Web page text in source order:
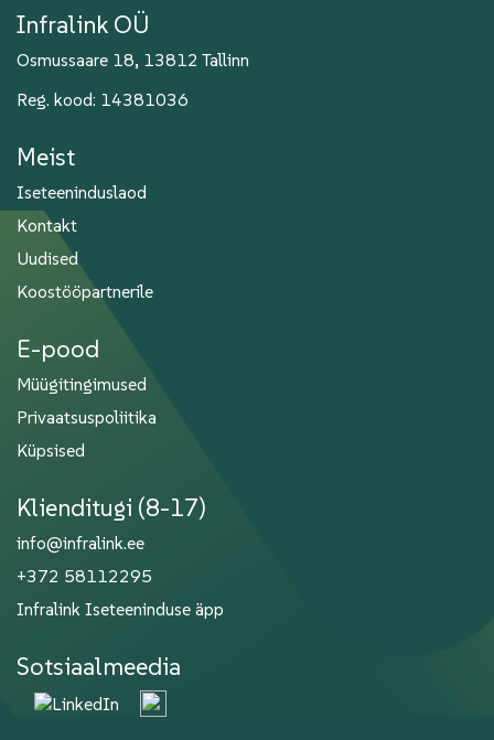
Infralink OÜ
Osmussaare 18, 13812 Tallinn
Reg. kood: 14381036
Meist
Iseteeninduslaod
Kontakt
Uudised
Koostööpartnerile
E-pood
Müügitingimused
Privaatsuspoliitika
Küpsised
Klienditugi (8-17)
info@infralink.ee
+372 58112295
Infralink Iseteeninduse äpp
Sotsiaalmeedia